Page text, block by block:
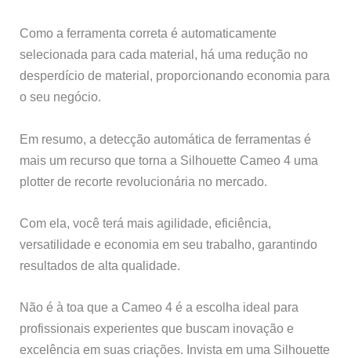
Como a ferramenta correta é automaticamente
selecionada para cada material, há uma redução no
desperdício de material, proporcionando economia para
o seu negócio.
Em resumo, a detecção automática de ferramentas é
mais um recurso que torna a Silhouette Cameo 4 uma
plotter de recorte revolucionária no mercado.
Com ela, você terá mais agilidade, eficiência,
versatilidade e economia em seu trabalho, garantindo
resultados de alta qualidade.
Não é à toa que a Cameo 4 é a escolha ideal para
profissionais experientes que buscam inovação e
excelência em suas criações. Invista em uma Silhouette